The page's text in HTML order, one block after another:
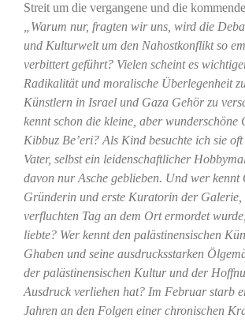
Streit um die vergangene und die
„Warum nur, fragten wir uns, wird die
und Kulturwelt um den Nahostkonflikt so
verbittert geführt? Vielen scheint es
Radikalität und moralische Überlegenheit
Künstlern in Israel und Gaza Gehör zu
kennt schon die kleine, aber wunderschöne
Kibbuz Be’eri? Als Kind besuchte ich sie
Vater, selbst ein leidenschaftlicher
davon nur Asche geblieben. Und wer kennt
Gründerin und erste Kuratorin der Galerie,
verfluchten Tag an dem Ort ermordet
liebte? Wer kennt den palästinensischen
Ghaben und seine ausdrucksstarken
der palästinensischen Kultur und der
Ausdruck verliehen hat? Im Februar starb
Jahren an den Folgen einer chronischen